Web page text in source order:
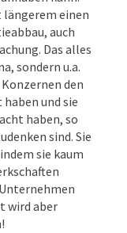
längerem einen
auch
Das alles
sondern u.a.
den
und sie
haben, so
sind. Sie
sie kaum
wird aber